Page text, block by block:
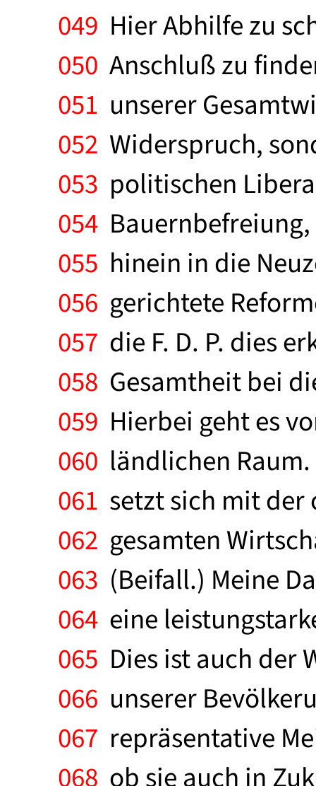
049 Hier Abhilfe zu
050 Anschluß zu
051 unserer
052 Widerspruch,
053 politischen
054
055 hinein in die
056 gerichtete
057 die F. D. P. dies
058 Gesamtheit bei
059 Hierbei geht es
060 ländlichen
061 setzt sich mit der
062 gesamten
063 (Beifall.) Meine
064 eine
065 Dies ist auch der
066 unserer
067 repräsentative